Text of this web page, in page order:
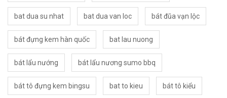
bat dua su nhat bat dua van loc bát đũa vạn lộc
bát đựng kem hàn quốc bat lau nuong
bát lẩu nướng bát lẩu nương sumo bbq
bát tô đựng kem bingsu bat to kieu bát tô kiểu